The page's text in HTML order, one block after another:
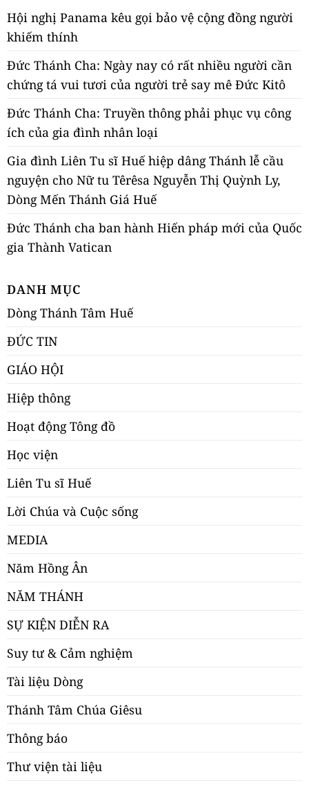
Hội nghị Panama kêu gọi bảo vệ cộng đồng người
khiếm thính
Đức Thánh Cha: Ngày nay có rất nhiều người cần
chứng tá vui tươi của người trẻ say mê Đức Kitô
Đức Thánh Cha: Truyền thông phải phục vụ công
ích của gia đình nhân loại
Gia đình Liên Tu sĩ Huế hiệp dâng Thánh lễ cầu
nguyện cho Nữ tu Têrêsa Nguyễn Thị Quỳnh Ly,
Dòng Mến Thánh Giá Huế
Đức Thánh cha ban hành Hiến pháp mới của Quốc
gia Thành Vatican
DANH MỤC
Dòng Thánh Tâm Huế
ĐỨC TIN
GIÁO HỘI
Hiệp thông
Hoạt động Tông đồ
Học viện
Liên Tu sĩ Huế
Lời Chúa và Cuộc sống
MEDIA
Năm Hồng Ân
NĂM THÁNH
SỰ KIỆN DIỄN RA
Suy tư & Cảm nghiệm
Tài liệu Dòng
Thánh Tâm Chúa Giêsu
Thông báo
Thư viện tài liệu